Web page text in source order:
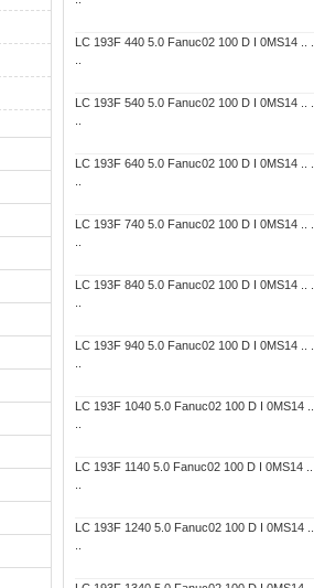
LC 193F 440 5.0 Fanuc02 100 D I 0MS14 ..
LC 193F 540 5.0 Fanuc02 100 D I 0MS14 ..
LC 193F 640 5.0 Fanuc02 100 D I 0MS14 ..
LC 193F 740 5.0 Fanuc02 100 D I 0MS14 ..
LC 193F 840 5.0 Fanuc02 100 D I 0MS14 ..
LC 193F 940 5.0 Fanuc02 100 D I 0MS14 ..
LC 193F 1040 5.0 Fanuc02 100 D I 0MS14
LC 193F 1140 5.0 Fanuc02 100 D I 0MS14
LC 193F 1240 5.0 Fanuc02 100 D I 0MS14